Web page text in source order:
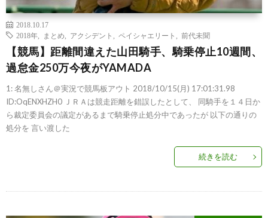
2018.10.17
2018年
まとめ アクシデント ペイシャエリート 前代未聞
【競馬】距離間違えた山田騎手、騎乗停止10週間、
過怠金250万今夜がYAMADA
1: 名無しさん＠実況で競馬板アウト 2018/10/15(月) 17:01:31.98
ID:OqENXHZH0 ＪＲＡは競走距離を錯誤したとして、 同騎手を１４日か
ら裁定委員会の議定があるまで騎乗停止処分中であったが 以下の通りの
処分を 言い渡した
続きを読む